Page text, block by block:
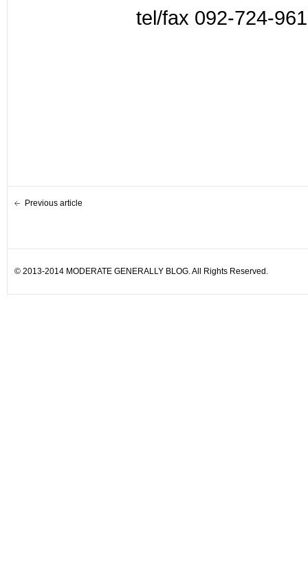
tel/fax 092-724-
Previous article
© 2013-2014 MODERATE GENERALLY BLOG. All Rights Reserved.